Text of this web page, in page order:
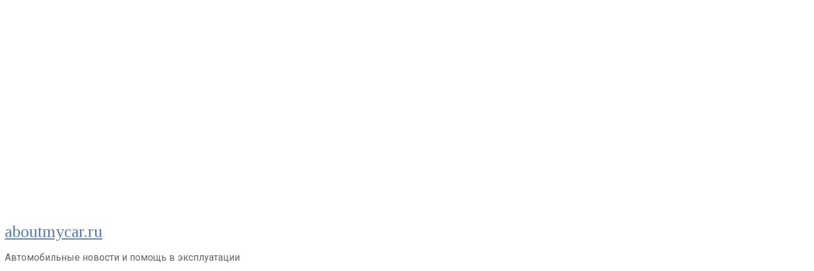
Перейти
к
контенту
aboutmycar.ru
Автомобильные новости и помощь в эксплуатации